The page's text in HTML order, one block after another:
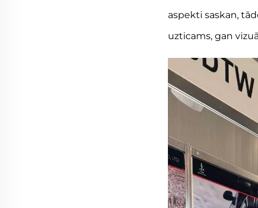
aspekti saskan,
uzticams, gan